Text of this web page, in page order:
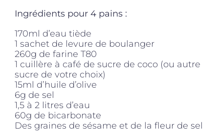
Ingrédients pour 4 pains :
170ml d’eau tiède
1 sachet de levure de boulanger
260g de farine T80
1 cuillère à café de sucre de coco (ou autre
sucre de votre choix)
15ml d’huile d’olive
6g de sel
1,5 à 2 litres d’eau
60g de bicarbonate
Des graines de sésame et de la fleur de sel